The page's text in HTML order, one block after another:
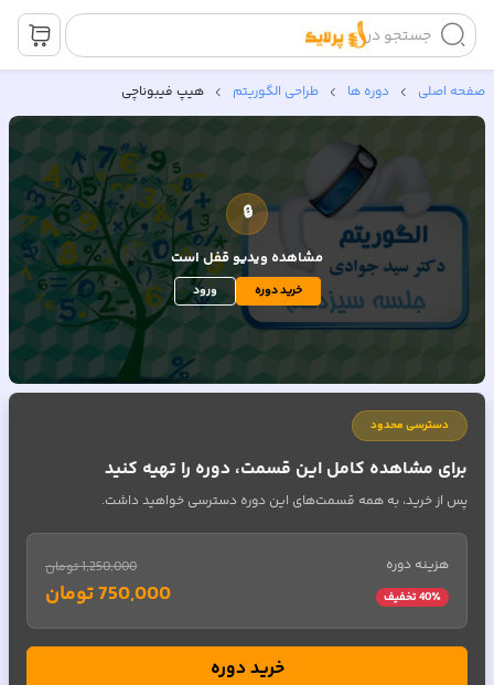
جستجو در
صفحه اصلی دوره ها طراحی الگوریتم هیپ فیبوناچی
🔒
مشاهده ویدیوقفل است
خرید دوره ورود
دسترسی محدود
برای مشاهده کامل این قسمت، دوره را تهیه کنید
پس از خرید، به همه قسمت‌های این دوره دسترسی خواهید داشت.
هزینه دوره
40٪ تخفیف
1,250,000 تومان
750,000 تومان
خرید دوره